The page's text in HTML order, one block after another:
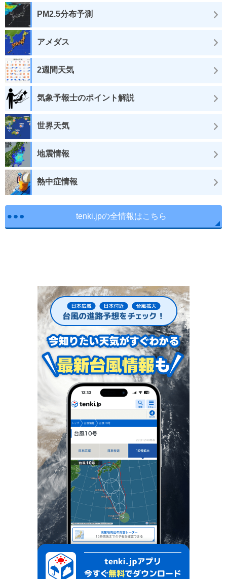
PM2.5分布予測
アメダス
2週間天気
気象予報士のポイント解説
世界天気
地震情報
熱中症情報
tenki.jpの全情報はこちら